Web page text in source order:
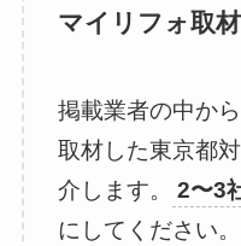
マイリフォ取
掲載業者の中か
取材した東京都
介します。
2〜3
にしてください。